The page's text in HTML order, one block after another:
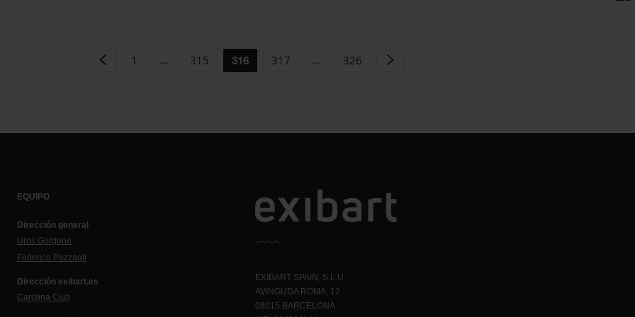
1 ... 315 316 317 ... 326
EQUIPO
Dirección general
Uros Gorgone
Federico Pazzagli
Dirección exibart.es
Carolina Ciuti
EXIBART SPAIN, S.L.U.
AVINGUDA ROMA, 12
08015 BARCELONA